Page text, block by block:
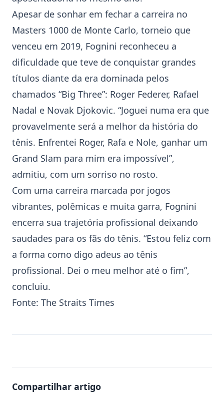
Apesar de sonhar em fechar a carreira no
Masters 1000 de Monte Carlo, torneio que
venceu em 2019, Fognini reconheceu a
dificuldade que teve de conquistar grandes
títulos diante da era dominada pelos
chamados “Big Three”: Roger Federer, Rafael
Nadal e Novak Djokovic. “Joguei numa era que
provavelmente será a melhor da história do
tênis. Enfrentei Roger, Rafa e Nole, ganhar um
Grand Slam para mim era impossível”,
admitiu, com um sorriso no rosto.
Com uma carreira marcada por jogos
vibrantes, polêmicas e muita garra, Fognini
encerra sua trajetória profissional deixando
saudades para os fãs do tênis. “Estou feliz com
a forma como digo adeus ao tênis
profissional. Dei o meu melhor até o fim”,
concluiu.
Fonte: The Straits Times
Compartilhar artigo